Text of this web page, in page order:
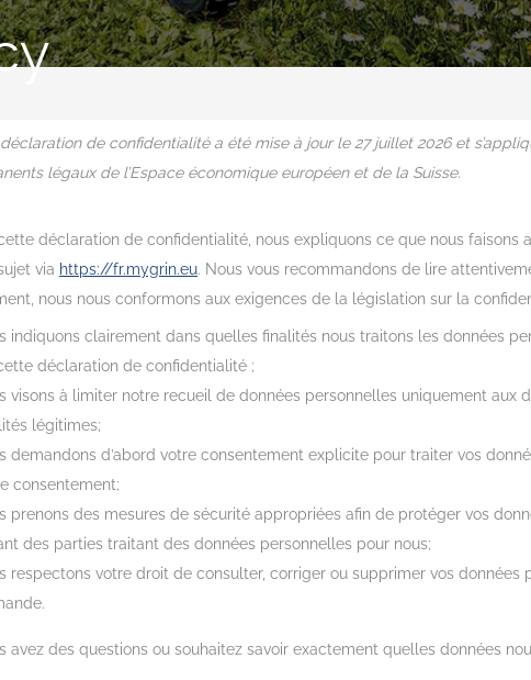
de confidentialité a été mise à jour le 27 juillet 2026 et
légaux de l’Espace économique européen et de la Suisse.
déclaration de confidentialité, nous expliquons ce que nous faisons
via https://fr.mygrin.eu. Nous vous recommandons de lire
nous nous conformons aux exigences de la législation sur la
indiquons clairement dans quelles finalités nous traitons les données
déclaration de confidentialité ;
visons à limiter notre recueil de données personnelles uniquement aux
légitimes;
demandons d’abord votre consentement explicite pour traiter vos
consentement;
prenons des mesures de sécurité appropriées afin de protéger vos
des parties traitant des données personnelles pour nous;
respectons votre droit de consulter, corriger ou supprimer vos données
avez des questions ou souhaitez savoir exactement quelles données